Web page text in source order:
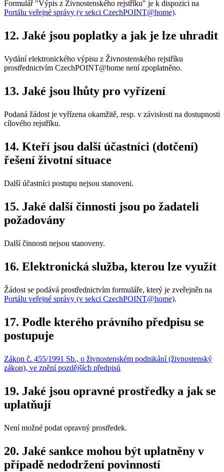
Formulář "Výpis z Živnostenského rejstříku" je k dispozici na
Portálu veřejné správy (v sekci CzechPOINT@home).
12. Jaké jsou poplatky a jak je lze uhradit
Vydání elektronického výpisu z Živnostenského rejstříku
prostřednictvím CzechPOINT@home není zpoplatněno.
13. Jaké jsou lhůty pro vyřízení
Podaná žádost je vyřízena okamžitě, resp. v závislosti na dostupnosti
cílového rejstříku.
14. Kteří jsou další účastníci (dotčení)
řešení životní situace
Další účastníci postupu nejsou stanoveni.
15. Jaké další činnosti jsou po žadateli
požadovány
Další činnosti nejsou stanoveny.
16. Elektronická služba, kterou lze využít
Žádost se podává prostřednictvím formuláře, který je zveřejněn na
Portálu veřejné správy (v sekci CzechPOINT@home).
17. Podle kterého právního předpisu se
postupuje
Zákon č. 455/1991 Sb., o živnostenském podnikání (živnostenský
zákon), ve znění pozdějších předpisů
19. Jaké jsou opravné prostředky a jak se
uplatňují
Není možné podat opravný prostředek.
20. Jaké sankce mohou být uplatněny v
případě nedodržení povinností